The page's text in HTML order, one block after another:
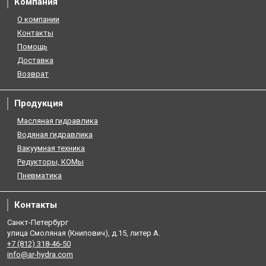
О компании
Контакты
Помощь
Доставка
Возврат
Продукция
Масляная гидравлика
Водяная гидравлика
Вакуумная техника
Редукторы, КОМы
Пневматика
Контакты
Санкт-Петербург
улица Смоляная (Книпович), д.15, литер А.
+7 (812) 318-46-50
info@ar-hydra.com